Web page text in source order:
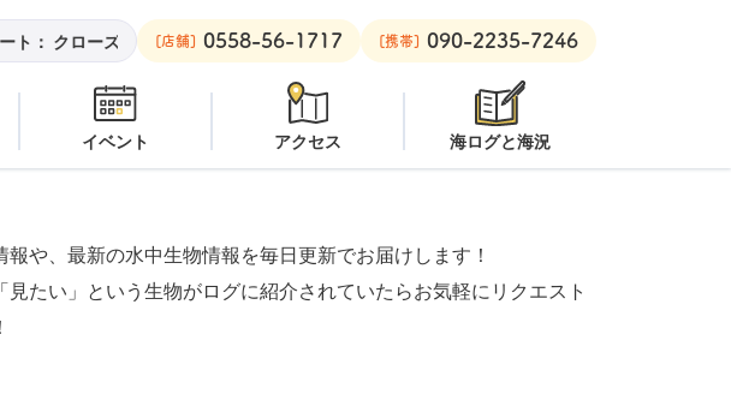
クローズ 黄金崎ビーチ： 潜水注意 安良里ボート：クローズ
[店舗] 0558-56-1717 [携帯] 090-2235-7246
イベント アクセス 海ログと海況
報や、最新の水中生物情報を毎日更新でお届けします！
見たい」という生物がログに紹介されていたらお気軽にリクエスト